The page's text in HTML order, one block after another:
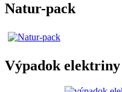
Natur-pack
Výpadok elektriny